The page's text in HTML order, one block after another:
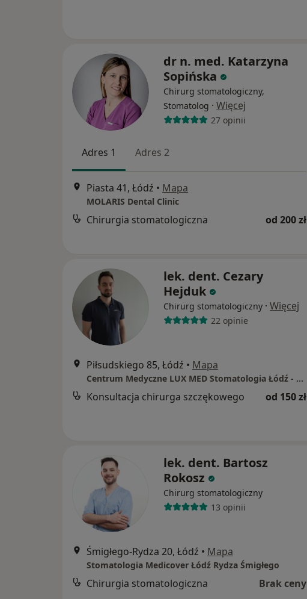
dr n. med. Katarzyna
Sopińska
Chirurg stomatologiczny,
Stomatolog · Więcej
27 opinii
Adres 1 Adres 2
Piasta 41, Łódź • Mapa
MOLARIS Dental Clinic
Chirurgia stomatologiczna od 200 zł
lek. dent. Cezary
Hejduk
Chirurg stomatologiczny · Więcej
22 opinie
Piłsudskiego 85, Łódź • Mapa
Centrum Medyczne LUX MED Stomatologia Łódź - Piłsudskiego 85
Konsultacja chirurga szczękowego od 150 zł
lek. dent. Bartosz
Rokosz
Chirurg stomatologiczny
13 opinii
Śmigłego-Rydza 20, Łódź • Mapa
Stomatologia Medicover Łódź Rydza Śmigłego
Chirurgia stomatologiczna Brak ceny